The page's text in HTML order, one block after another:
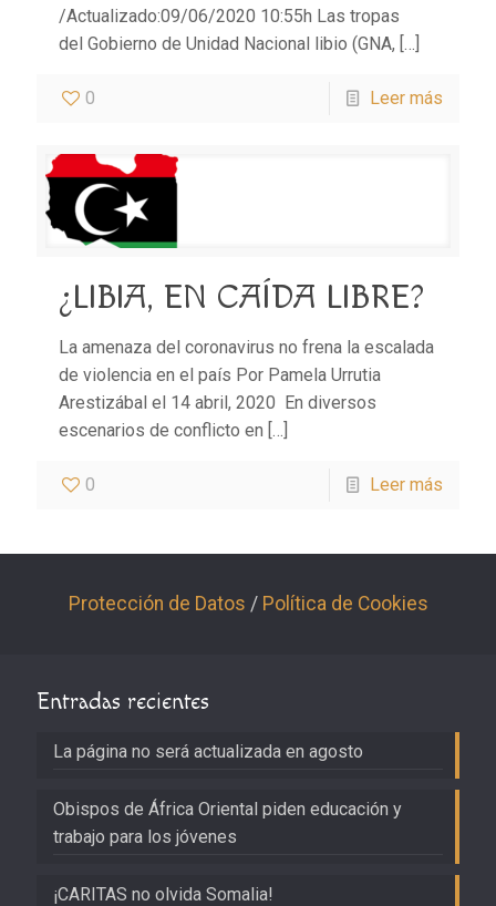
/Actualizado:09/06/2020 10:55h Las tropas
del Gobierno de Unidad Nacional libio (GNA, […]
0 Leer más
¿LIBIA, EN CAÍDA LIBRE?
La amenaza del coronavirus no frena la escalada
de violencia en el país Por Pamela Urrutia
Arestizábal el 14 abril, 2020 En diversos
escenarios de conflicto en […]
0 Leer más
Protección de Datos / Política de Cookies
Entradas recientes
La página no será actualizada en agosto
Obispos de África Oriental piden educación y
trabajo para los jóvenes
¡CARITAS no olvida Somalia!